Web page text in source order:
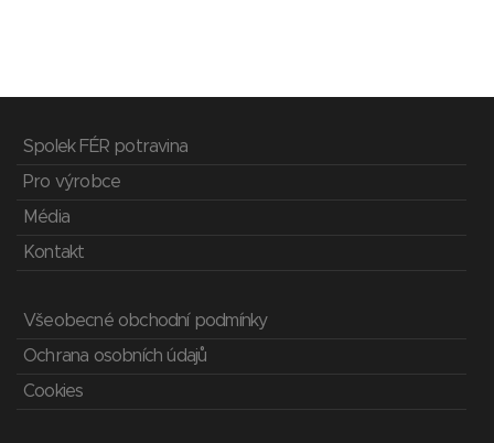
Spolek FÉR potravina
Pro výrobce
Média
Kontakt
Všeobecné obchodní podmínky
Ochrana osobních údajů
Cookies